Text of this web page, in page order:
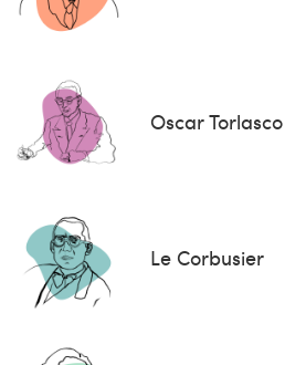
Oscar Torlasco
Le Corbusier